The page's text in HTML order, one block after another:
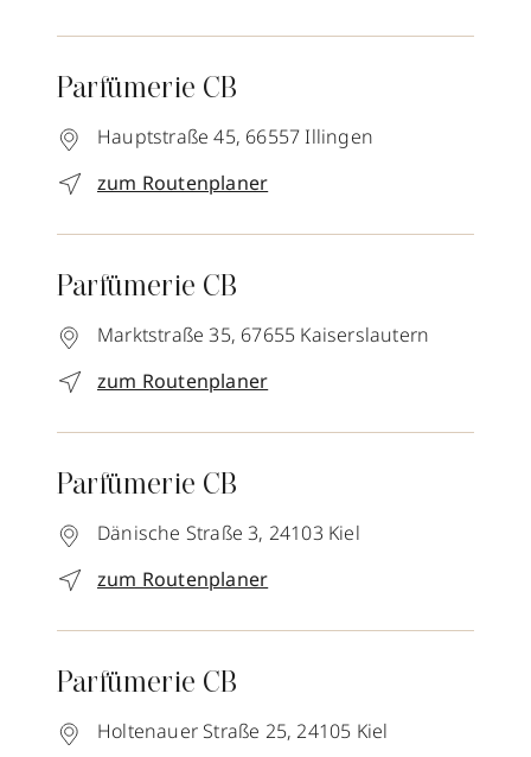
Parfümerie CB
Hauptstraße 45, 66557 Illingen
zum Routenplaner
Parfümerie CB
Marktstraße 35, 67655 Kaiserslautern
zum Routenplaner
Parfümerie CB
Dänische Straße 3, 24103 Kiel
zum Routenplaner
Parfümerie CB
Holtenauer Straße 25, 24105 Kiel